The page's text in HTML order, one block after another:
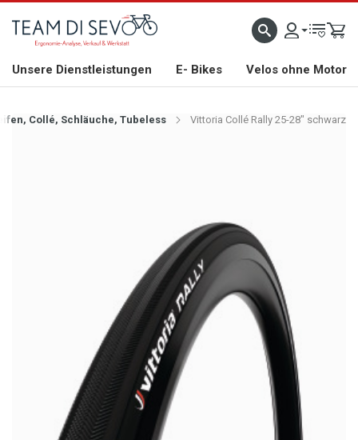
WILLKOMMEN GROSSE AUSWAHL AN RENNRÄDERN, GRAVEL, E-BIKES UND
Unsere Dienstleistungen E- Bikes Velos ohne Motor
Collé, Schläuche, Tubeless Vittoria Collé Rally 25-28" schwarz